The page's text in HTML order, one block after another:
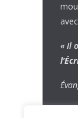
« Il